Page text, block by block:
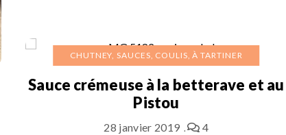
CHUTNEY, SAUCES, COULIS, À TARTINER
Sauce crémeuse à la betterave et au
Pistou
28 janvier 2019 4